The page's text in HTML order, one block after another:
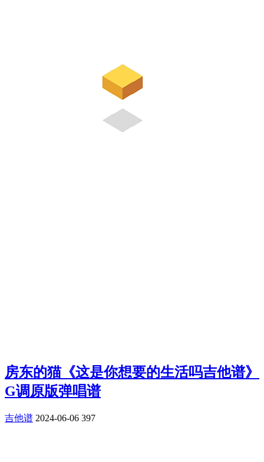
房东的猫《这是你想要的生活吗吉他谱》
G调原版弹唱谱
吉他谱 2024-06-06 397